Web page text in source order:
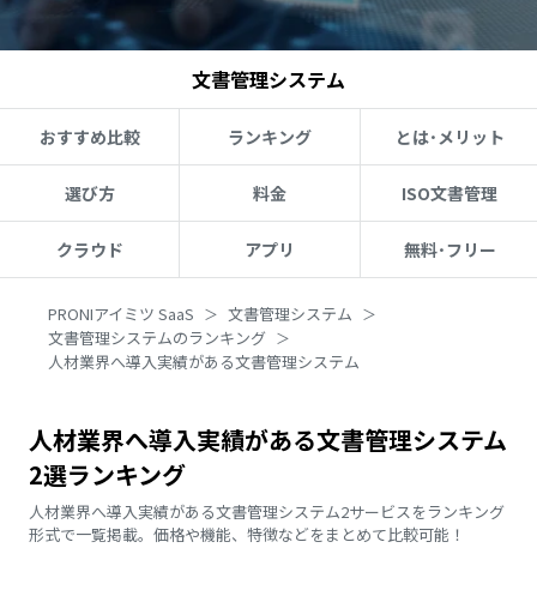
文書管理システム
おすすめ比較 ランキング とは･メリット
選び方 料金 ISO文書管理
クラウド アプリ 無料･フリー
PRONIアイミツ SaaS
文書管理システム
文書管理システムのランキング
人材業界へ導入実績がある文書管理システム
人材業界へ導入実績がある文書管理システム
2選ランキング
人材業界へ導入実績がある文書管理システム2サービスをランキング
形式で一覧掲載。価格や機能、特徴などをまとめて比較可能！